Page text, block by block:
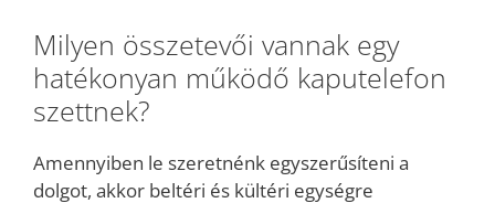
Milyen összetevői vannak egy
hatékonyan működő kaputelefon
szettnek?
Amennyiben le szeretnénk egyszerűsíteni a
dolgot, akkor beltéri és kültéri egységre